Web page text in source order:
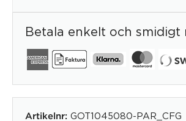
Betala enkelt och smidigt
Artikelnr: GOT1045080-PAR_CFG